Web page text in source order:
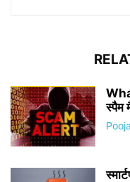
स्पैम